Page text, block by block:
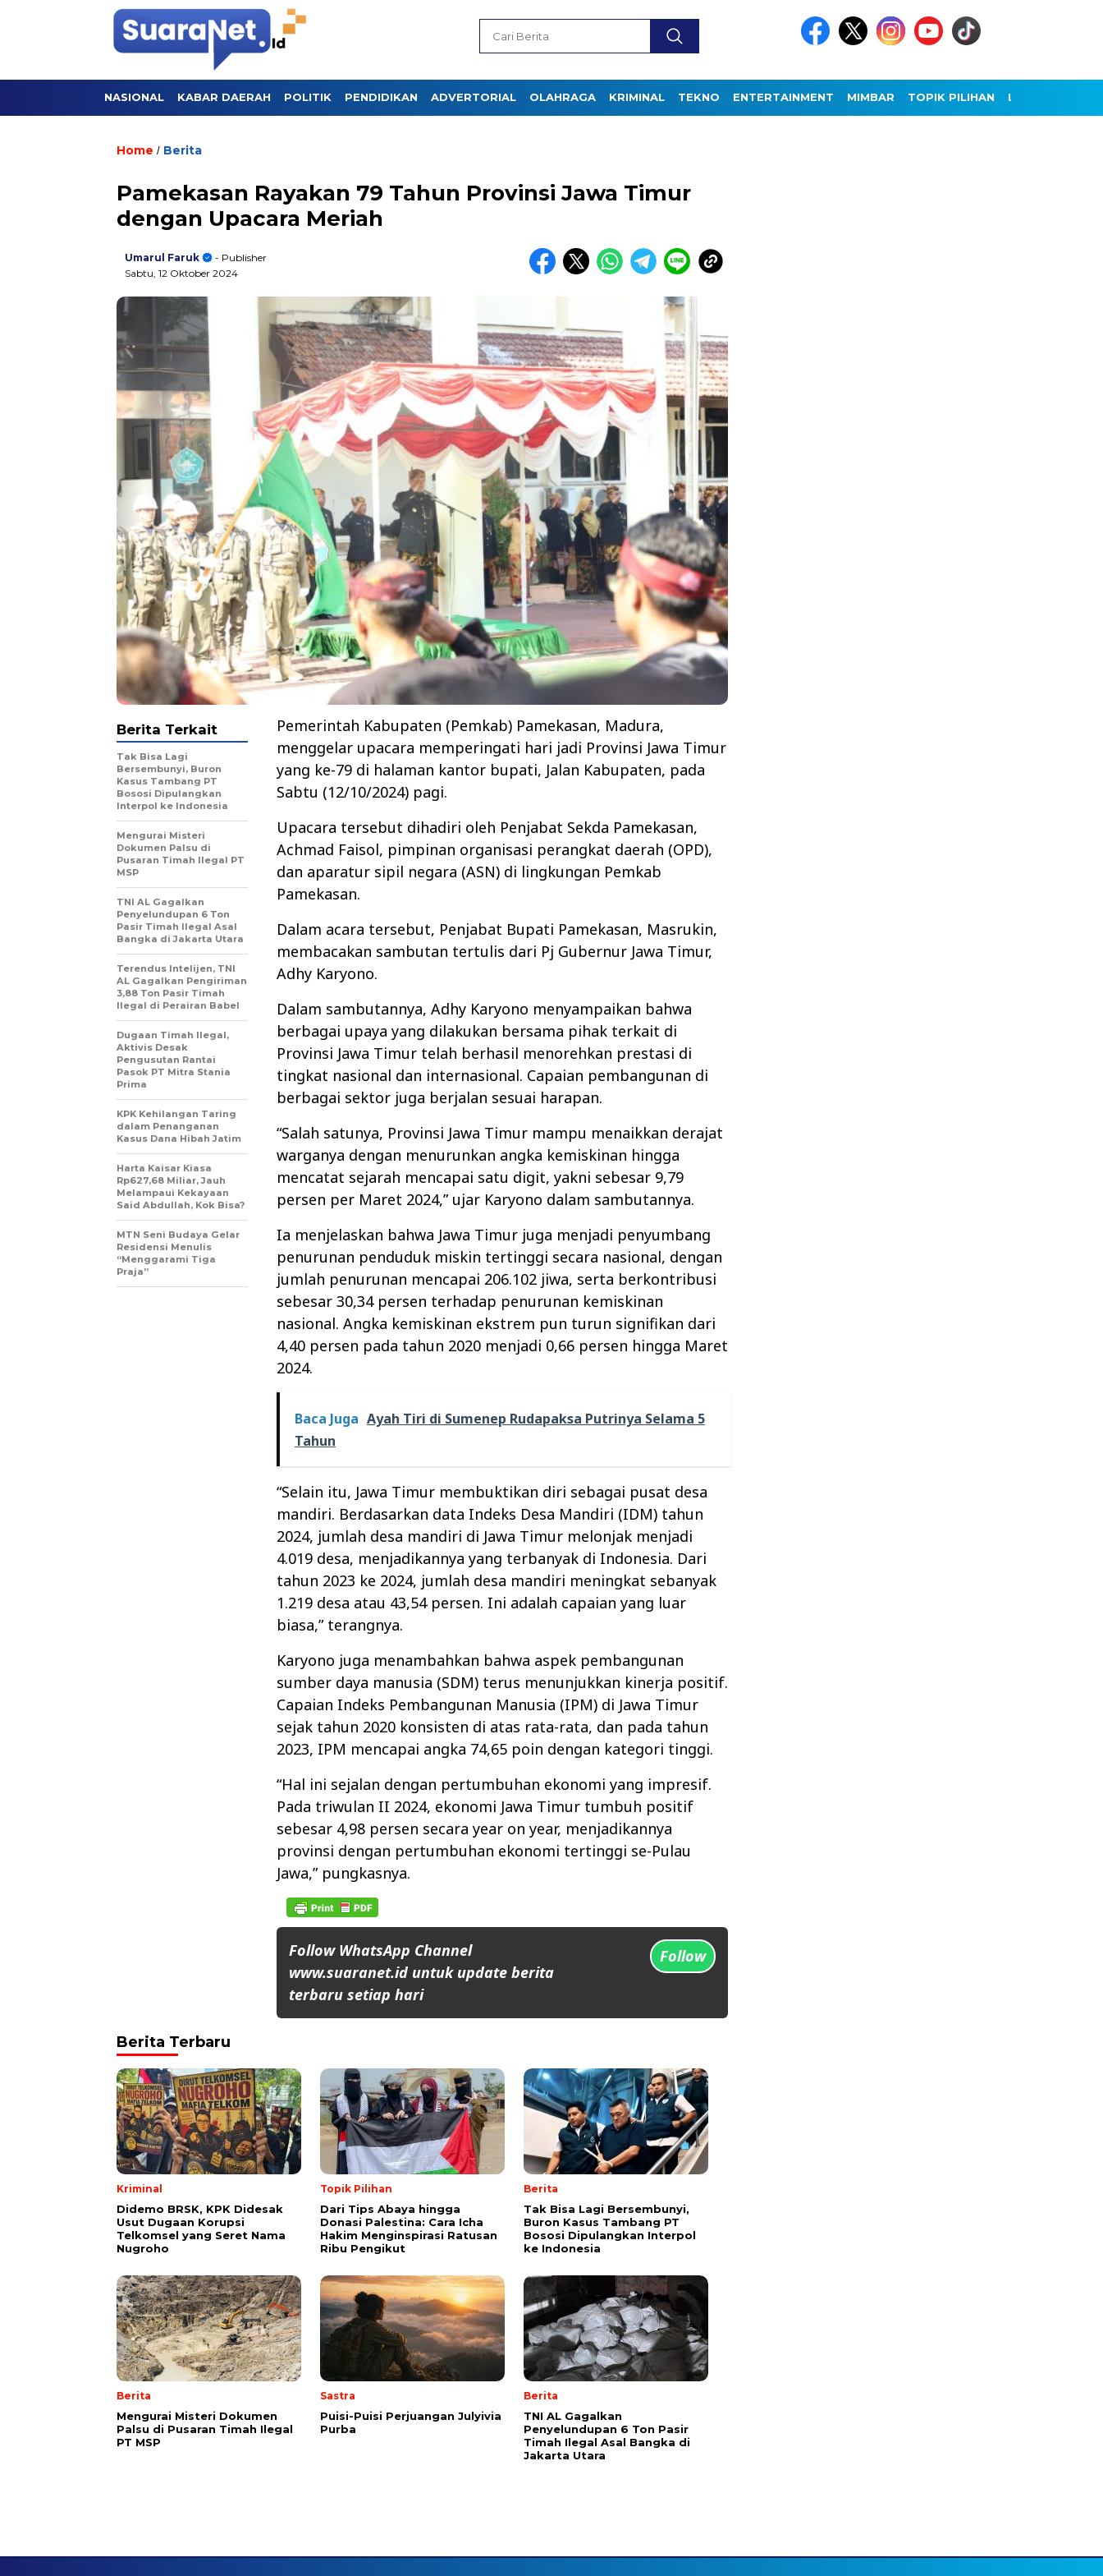
NASIONAL KABAR DAERAH POLITIK PENDIDIKAN ADVERTORIAL OLAHRAGA KRIMINAL TEKNO ENTERTAINMENT MIMBAR TOPIK PILIHAN LAINNYA
Home / Berita
Pamekasan Rayakan 79 Tahun Provinsi Jawa Timur
dengan Upacara Meriah
Umarul Faruk
- Publisher
Sabtu, 12 Oktober 2024
Pemerintah Kabupaten (Pemkab) Pamekasan, Madura,
menggelar upacara memperingati hari jadi Provinsi Jawa Timur
yang ke-79 di halaman kantor bupati, Jalan Kabupaten, pada
Sabtu (12/10/2024) pagi.
Upacara tersebut dihadiri oleh Penjabat Sekda Pamekasan,
Achmad Faisol, pimpinan organisasi perangkat daerah (OPD),
dan aparatur sipil negara (ASN) di lingkungan Pemkab
Pamekasan.
Dalam acara tersebut, Penjabat Bupati Pamekasan, Masrukin,
membacakan sambutan tertulis dari Pj Gubernur Jawa Timur,
Adhy Karyono.
Dalam sambutannya, Adhy Karyono menyampaikan bahwa
berbagai upaya yang dilakukan bersama pihak terkait di
Provinsi Jawa Timur telah berhasil menorehkan prestasi di
tingkat nasional dan internasional. Capaian pembangunan di
berbagai sektor juga berjalan sesuai harapan.
“Salah satunya, Provinsi Jawa Timur mampu menaikkan derajat
warganya dengan menurunkan angka kemiskinan hingga
mencatat sejarah mencapai satu digit, yakni sebesar 9,79
persen per Maret 2024,” ujar Karyono dalam sambutannya.
Ia menjelaskan bahwa Jawa Timur juga menjadi penyumbang
penurunan penduduk miskin tertinggi secara nasional, dengan
jumlah penurunan mencapai 206.102 jiwa, serta berkontribusi
sebesar 30,34 persen terhadap penurunan kemiskinan
nasional. Angka kemiskinan ekstrem pun turun signifikan dari
4,40 persen pada tahun 2020 menjadi 0,66 persen hingga Maret
2024.
Baca Juga Ayah Tiri di Sumenep Rudapaksa Putrinya Selama 5
Tahun
“Selain itu, Jawa Timur membuktikan diri sebagai pusat desa
mandiri. Berdasarkan data Indeks Desa Mandiri (IDM) tahun
2024, jumlah desa mandiri di Jawa Timur melonjak menjadi
4.019 desa, menjadikannya yang terbanyak di Indonesia. Dari
tahun 2023 ke 2024, jumlah desa mandiri meningkat sebanyak
1.219 desa atau 43,54 persen. Ini adalah capaian yang luar
biasa,” terangnya.
Karyono juga menambahkan bahwa aspek pembangunan
sumber daya manusia (SDM) terus menunjukkan kinerja positif.
Capaian Indeks Pembangunan Manusia (IPM) di Jawa Timur
sejak tahun 2020 konsisten di atas rata-rata, dan pada tahun
2023, IPM mencapai angka 74,65 poin dengan kategori tinggi.
“Hal ini sejalan dengan pertumbuhan ekonomi yang impresif.
Pada triwulan II 2024, ekonomi Jawa Timur tumbuh positif
sebesar 4,98 persen secara year on year, menjadikannya
provinsi dengan pertumbuhan ekonomi tertinggi se-Pulau
Jawa,” pungkasnya.
Follow WhatsApp Channel
www.suaranet.id untuk update berita
terbaru setiap hari
Follow
Berita Terkait
Tak Bisa Lagi
Bersembunyi, Buron
Kasus Tambang PT
Bososi Dipulangkan
Interpol ke Indonesia
Mengurai Misteri
Dokumen Palsu di
Pusaran Timah Ilegal PT
MSP
TNI AL Gagalkan
Penyelundupan 6 Ton
Pasir Timah Ilegal Asal
Bangka di Jakarta Utara
Terendus Intelijen, TNI
AL Gagalkan Pengiriman
3,88 Ton Pasir Timah
Ilegal di Perairan Babel
Dugaan Timah Ilegal,
Aktivis Desak
Pengusutan Rantai
Pasok PT Mitra Stania
Prima
KPK Kehilangan Taring
dalam Penanganan
Kasus Dana Hibah Jatim
Harta Kaisar Kiasa
Rp627,68 Miliar, Jauh
Melampaui Kekayaan
Said Abdullah, Kok Bisa?
MTN Seni Budaya Gelar
Residensi Menulis
“Menggarami Tiga
Praja”
Berita Terbaru
Kriminal
Didemo BRSK, KPK Didesak
Usut Dugaan Korupsi
Telkomsel yang Seret Nama
Nugroho
Topik Pilihan
Dari Tips Abaya hingga
Donasi Palestina: Cara Icha
Hakim Menginspirasi Ratusan
Ribu Pengikut
Berita
Tak Bisa Lagi Bersembunyi,
Buron Kasus Tambang PT
Bososi Dipulangkan Interpol
ke Indonesia
Berita
Mengurai Misteri Dokumen
Palsu di Pusaran Timah Ilegal
PT MSP
Sastra
Puisi-Puisi Perjuangan Julyivia
Purba
Berita
TNI AL Gagalkan
Penyelundupan 6 Ton Pasir
Timah Ilegal Asal Bangka di
Jakarta Utara